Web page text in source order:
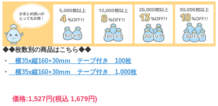
かめください)
◆◆枚数別の商品はこちら◆◆
・
横35x縦160+30mm テープ付き 100枚
・
横35x縦160+30mm テープ付き 1,000枚
価格:1,527円(税込 1,679円)